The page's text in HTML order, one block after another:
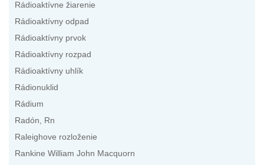
Rádioaktívne žiarenie
Rádioaktívny odpad
Rádioaktívny prvok
Rádioaktívny rozpad
Rádioaktívny uhlík
Rádionuklid
Rádium
Radón, Rn
Raleighove rozloženie
Rankine William John Macquorn